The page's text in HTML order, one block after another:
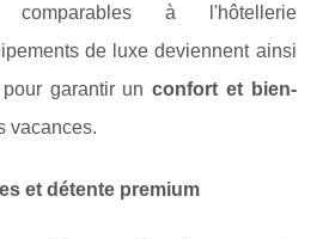
comparables à l'hôtellerie
de luxe deviennent ainsi
pour garantir unconfort et bien-
vacances.
et détente premium